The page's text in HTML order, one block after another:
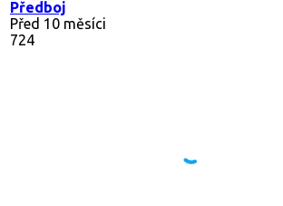
Předboj
Před 10 měsíci
724